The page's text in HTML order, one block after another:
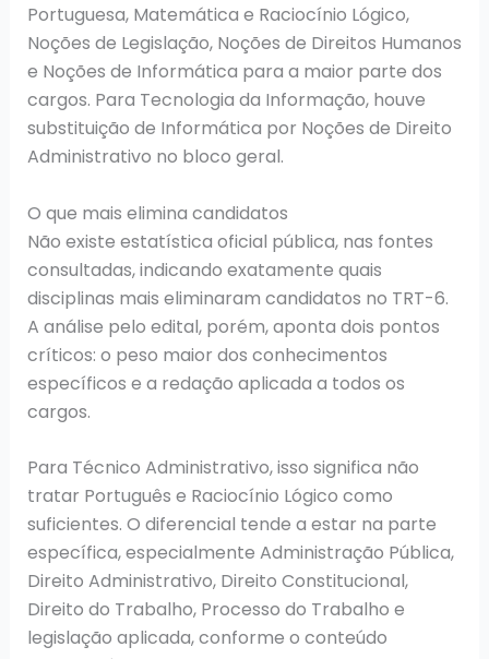
Portuguesa, Matemática e Raciocínio Lógico,
Noções de Legislação, Noções de Direitos Humanos
e Noções de Informática para a maior parte dos
cargos. Para Tecnologia da Informação, houve
substituição de Informática por Noções de Direito
Administrativo no bloco geral.
O que mais elimina candidatos
Não existe estatística oficial pública, nas fontes
consultadas, indicando exatamente quais
disciplinas mais eliminaram candidatos no TRT-6.
A análise pelo edital, porém, aponta dois pontos
críticos: o peso maior dos conhecimentos
específicos e a redação aplicada a todos os
cargos.
Para Técnico Administrativo, isso significa não
tratar Português e Raciocínio Lógico como
suficientes. O diferencial tende a estar na parte
específica, especialmente Administração Pública,
Direito Administrativo, Direito Constitucional,
Direito do Trabalho, Processo do Trabalho e
legislação aplicada, conforme o conteúdo